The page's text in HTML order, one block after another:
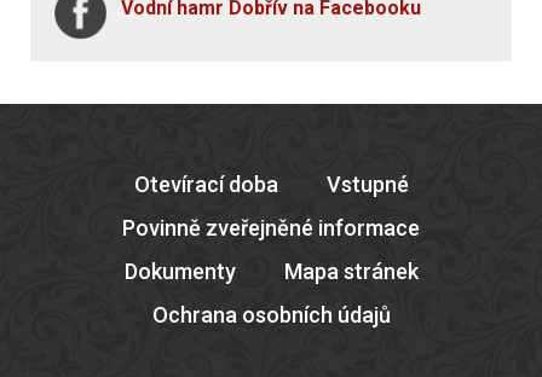
Vodní hamr Dobřív na Facebooku
Otevírací doba
Vstupné
Povinně zveřejněné informace
Dokumenty
Mapa stránek
Ochrana osobních údajů